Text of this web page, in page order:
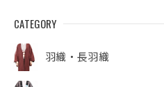
CATEGORY
羽織・長羽織